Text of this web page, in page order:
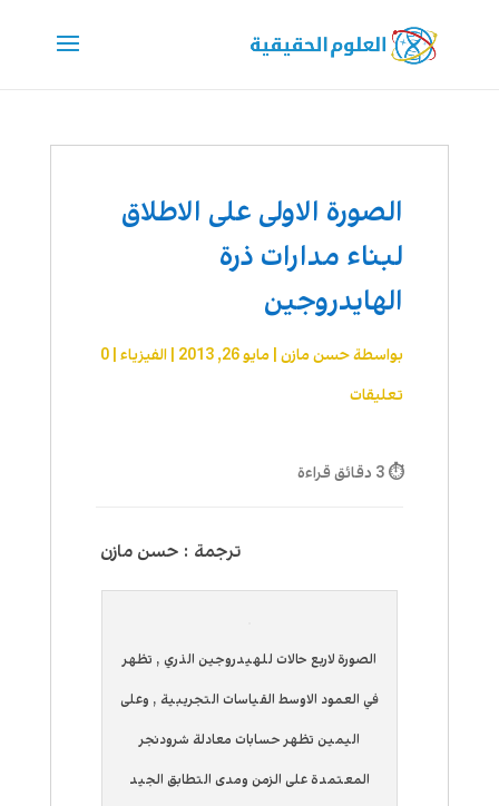
الصورة الاولى على الاطلاق
لبناء مدارات ذرة
الهايدروجين
بواسطةحسن مازن| مايو 26, 2013 الفيزياء|
0
تعليقات
⏱ 3 دقائق قراءة
ترجمة : حسن مازن
الصورة لاربع حالات للهيدروجين الذري , تظهر
في العمود الاوسط القياسات التجريبية , وعلى
اليمين تظهر حسابات معادلة شرودنجر
المعتمدة على الزمن ومدى التطابق الجيد